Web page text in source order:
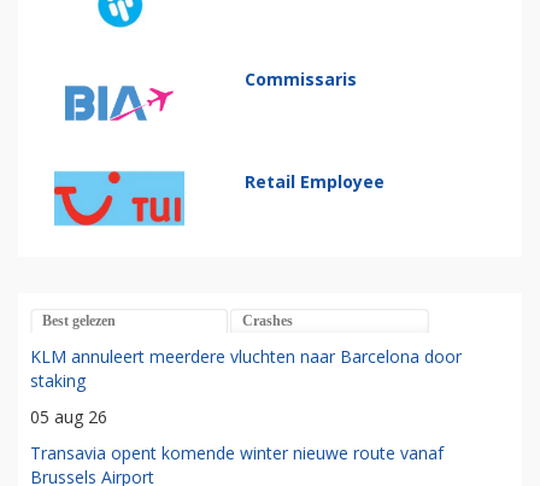
Commissaris
Retail Employee
Best gelezen Crashes
KLM annuleert meerdere vluchten naar Barcelona door
staking
05 aug 26
Transavia opent komende winter nieuwe route vanaf
Brussels Airport